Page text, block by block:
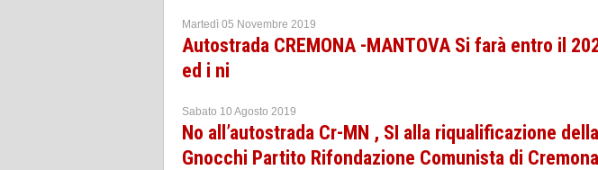
Martedì 05 Novembre 2019
Autostrada CREMONA -MANTOVA Si farà entro il
ed i ni
Sabato 10 Agosto 2019
No all’autostrada Cr-MN , SI alla riqualificazione
Gnocchi Partito Rifondazione Comunista di Cremona